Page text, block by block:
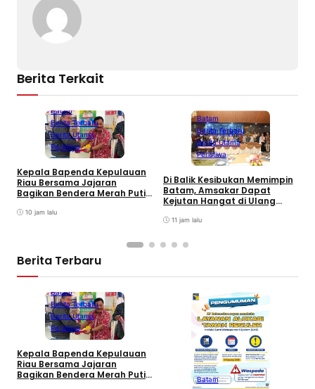
Berita Terkait
Batam
Berita Terbaru
Berita Utama
Peristiwa
Kepala Bapenda Kepulauan
Riau Bersama Jajaran
Bagikan Bendera Merah Putih
Bermotor di Kantor Samsat
10 jam lalu
Batam
Berita Terbaru
Berita Utama
Peristiwa
Di Balik Kesibukan Memimpin
Batam, Amsakar Dapat
Kejutan Hangat di Ulang
11 jam lalu
Berita Terbaru
Batam
Berita Terbaru
Berita Utama
Peristiwa
Kepala Bapenda Kepulauan
Riau Bersama Jajaran
Bagikan Bendera Merah Putih
Batam